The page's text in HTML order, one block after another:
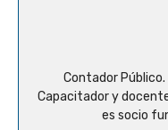
Contador
Capacitador y
es socio